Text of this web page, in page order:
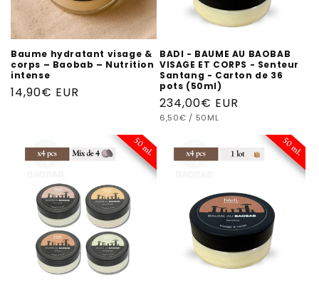
o
n
:
Baume hydratant visage &
corps – Baobab – Nutrition
intense
Prix
14,90€ EUR
BADI - BAUME AU BAOBAB
VISAGE ET CORPS - Senteur
Santang - Carton de 36
pots (50ml)
Prix
habituel
234,00€ EUR
PRIX
6,50€ / PAR
50ML